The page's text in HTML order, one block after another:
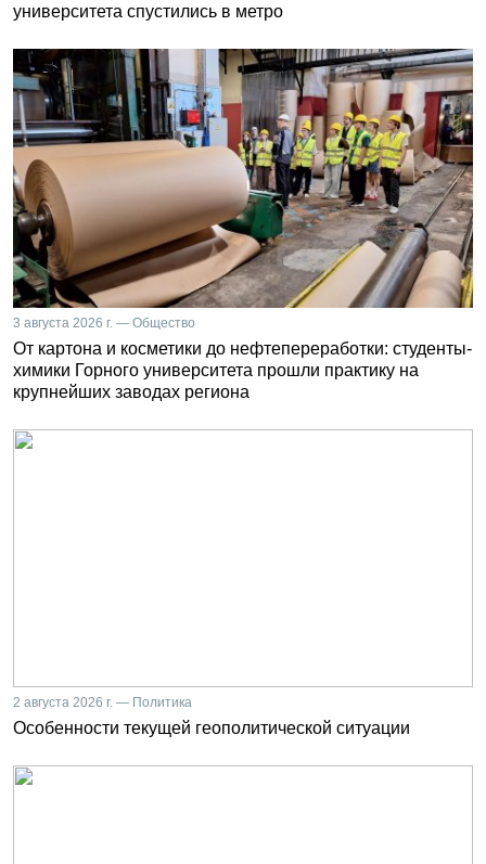
университета спустились в метро
3 августа 2026 г. — Общество
От картона и косметики до нефтепереработки: студенты-
химики Горного университета прошли практику на
крупнейших заводах региона
2 августа 2026 г. — Политика
Особенности текущей геополитической ситуации